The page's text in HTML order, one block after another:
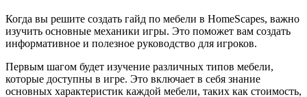
Когда вы решите создать гайд по мебели в HomeScapes, важно
изучить основные механики игры. Это поможет вам создать
информативное и полезное руководство для игроков.
Первым шагом будет изучение различных типов мебели,
которые доступны в игре. Это включает в себя знание
основных характеристик каждой мебели, таких как стоимость,